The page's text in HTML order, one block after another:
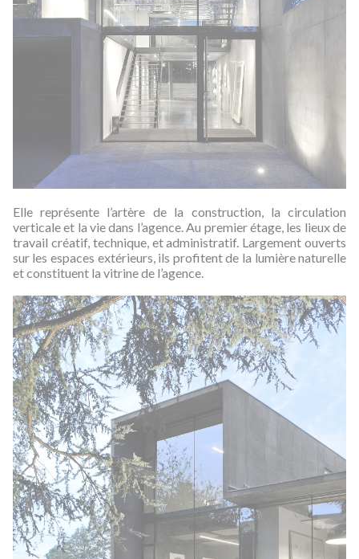
Elle représente l’artère de la construction, la circulation
verticale et la vie dans l’agence. Au premier étage, les lieux de
travail créatif, technique, et administratif. Largement ouverts
sur les espaces extérieurs, ils profitent de la lumière naturelle
et constituent la vitrine de l’agence.